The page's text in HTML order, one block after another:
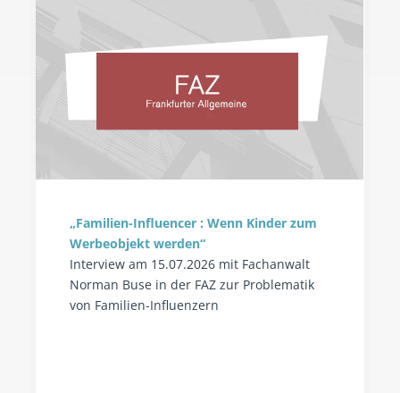
„Familien-Influencer : Wenn Kinder zum
Werbeobjekt werden“
Interview am 15.07.2026 mit Fachanwalt
Norman Buse in der FAZ zur Problematik
von Familien-Influenzern